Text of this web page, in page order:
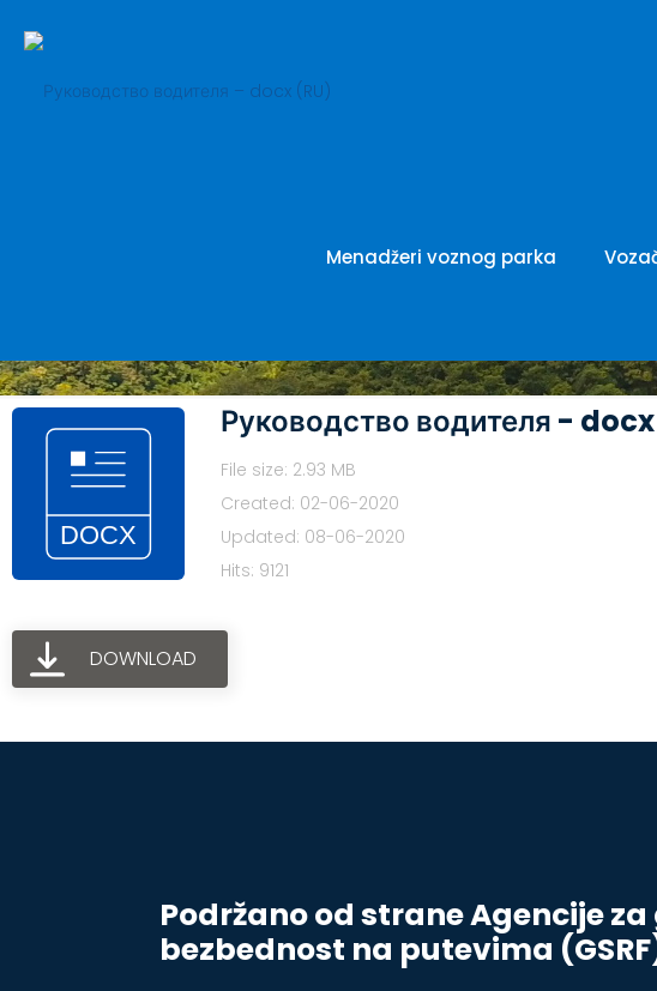
Menadžeri voznog parka
Руководство водителя -
File size: 2.93 MB
Created: 02-06-2020
Updated: 08-06-2020
Hits: 9121
DOWNLOAD
Podržano od strane Agencije
bezbednost na putevima